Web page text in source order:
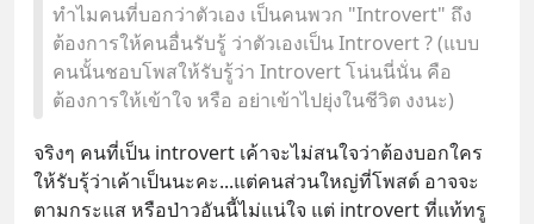
ทำไมคนที่บอกว่าตัวเอง เป็นคนพวก "Introvert" ถึง
ต้องการให้คนอื่นรับรู้ ว่าตัวเองเป็น Introvert ? (แบบ
คนนั้นชอบโพสให้รับรู้ว่า Introvert โน่นนี่นั่น คือ
ต้องการให้เข้าใจ หรือ อย่าเข้าไปยุ่งในชีวิต งงนะ)
จริงๆ คนที่เป็น introvert เค้าจะไม่สนใจว่าต้องบอกใคร
ให้รับรุ้ว่าเค้าเป็นนะคะ...แต่คนส่วนใหญ่ที่โพสต์ อาจจะ
ตามกระแส หรือป่าวอันนี้ไม่แน่ใจ แต่ introvert ที่แท้ทรู